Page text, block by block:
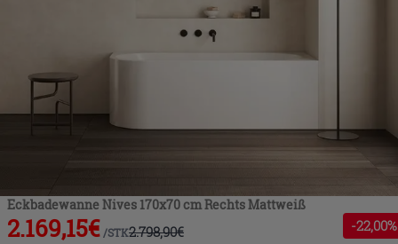
Eckbadewanne Nives 170x70 cm Rechts Mattweiß
2.169,15€ /STK2.798,90€ -22,00%